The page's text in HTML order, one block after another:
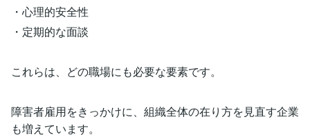
・心理的安全性
・定期的な面談
これらは、どの職場にも必要な要素です。
障害者雇用をきっかけに、組織全体の在り方を見直す企業
も増えています。